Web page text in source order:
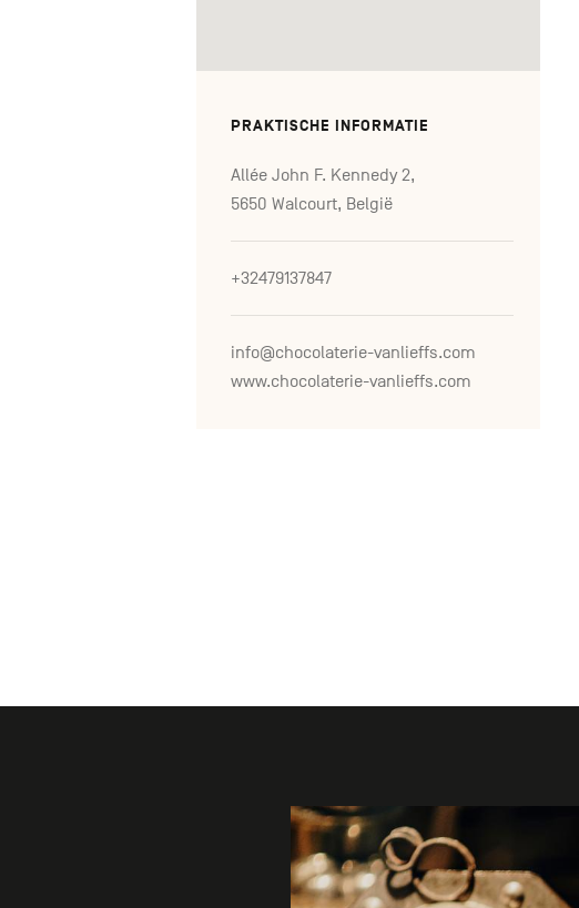
PRAKTISCHE INFORMATIE
Allée John F. Kennedy 2,
5650 Walcourt, België
+32479137847
info@chocolaterie-vanlieffs.com
www.chocolaterie-vanlieffs.com